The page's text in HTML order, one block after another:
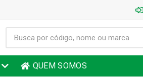
QUEM SOMOS